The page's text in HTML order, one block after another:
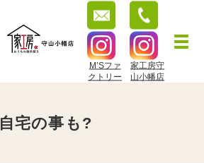
M’Sファ
クトリー
家工房守
山小幡店
自宅の事も?